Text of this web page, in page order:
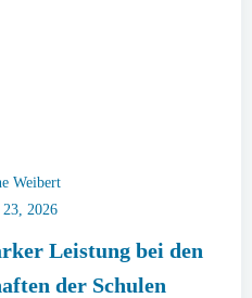
Weibert
23, 2026
Leistung bei den
der Schulen